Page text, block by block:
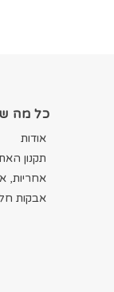
כל מה
אודות
תקנון
אחריות,
אבקות